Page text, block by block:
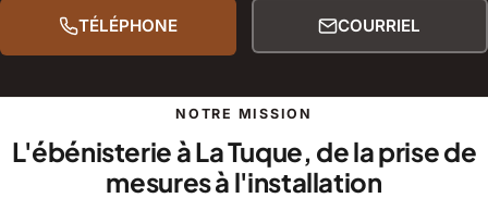
TÉLÉPHONE COURRIEL
NOTRE MISSION
L'ébénisterie à La Tuque, de la prise de
mesures à l'installation